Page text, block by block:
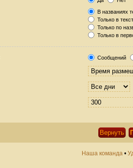
В названиях
Только в
Только по
Только в
Сообщений
Наша команда •